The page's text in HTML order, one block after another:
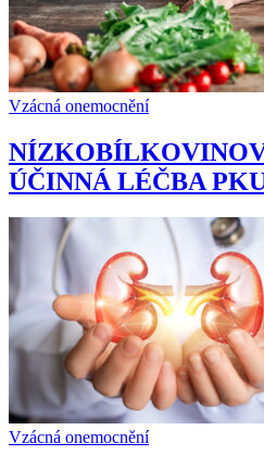
Vzácná onemocnění
ÚČINNÁ LÉČBA
Vzácná onemocnění